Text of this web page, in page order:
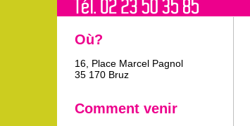
Où?
16, Place Marcel Pagnol
35 170 Bruz
Comment venir